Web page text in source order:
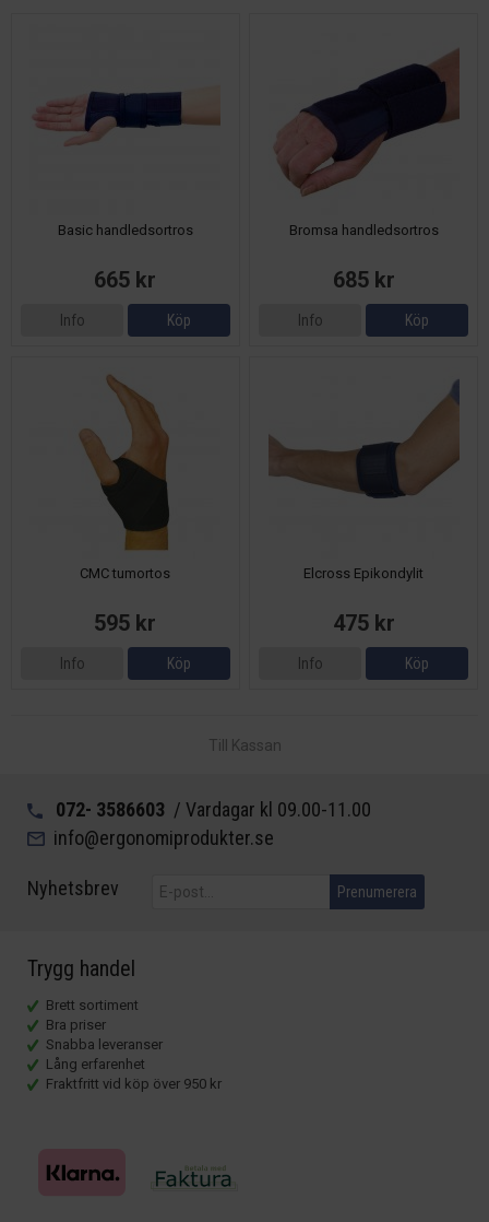
Basic handledsortros
665 kr
Info Köp
Bromsa handledsortros
685 kr
Info Köp
CMC tumortos
595 kr
Info Köp
Elcross Epikondylit
475 kr
Info Köp
Till Kassan
072- 3586603 / Vardagar kl 09.00-11.00
info@ergonomiprodukter.se
Nyhetsbrev Prenumerera
Trygg handel
Brett sortiment
Bra priser
Snabba leveranser
Lång erfarenhet
Fraktfritt vid köp över 950 kr